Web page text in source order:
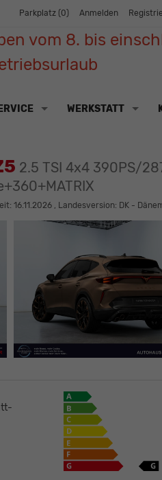
Parkplatz (0) Anmelden
vom 8. bis
WERKSTATT
2.5 TSI 4x4 390PS/
16.11.2026, Landesversion: DK -